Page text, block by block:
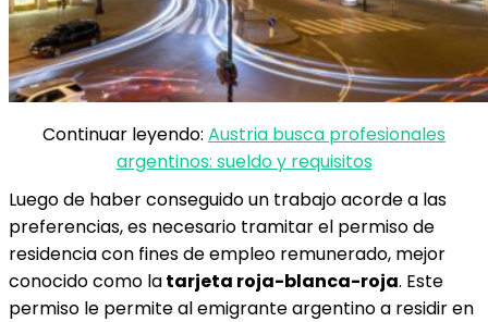
Continuar leyendo: Austria busca profesionales
argentinos: sueldo y requisitos
Luego de haber conseguido un trabajo acorde a las
preferencias, es necesario tramitar el permiso de
residencia con fines de empleo remunerado, mejor
conocido como latarjeta roja-blanca-roja. Este
permiso le permite al emigrante argentino a residir en